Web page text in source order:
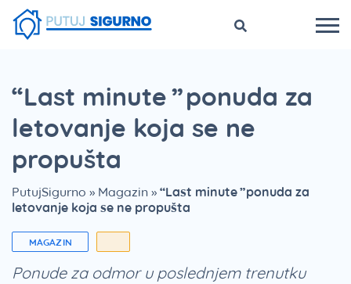
“Last minute” ponuda za
letovanje koja se ne
propušta
PutujSigurno » Magazin » “Last minute” ponuda za
letovanje koja se ne propušta
MAGAZIN
Ponude za odmor u poslednjem trenutku